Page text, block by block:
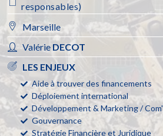
responsables)
Marseille
ValérieDECOT
LES ENJEUX
Aide à trouver des financements
Déploiement international
Développement & Marketing / Com'
Gouvernance
Stratégie Financière et Juridique